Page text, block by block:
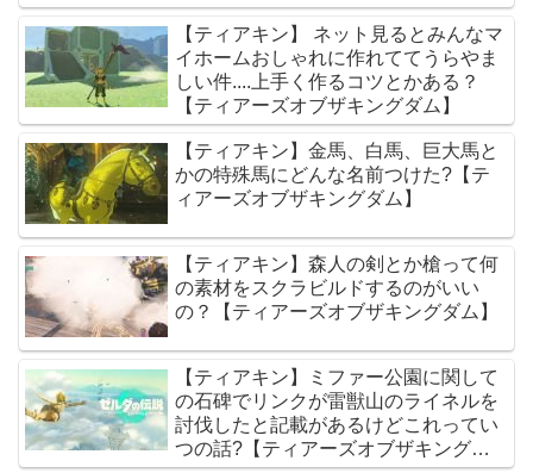
【ティアキン】 ネット見るとみんなマ
イホームおしゃれに作れててうらやま
しい件....上手く作るコツとかある？
【ティアーズオブザキングダム】
【ティアキン】金馬、白馬、巨大馬と
かの特殊馬にどんな名前つけた?【テ
ィアーズオブザキングダム】
【ティアキン】森人の剣とか槍って何
の素材をスクラビルドするのがいい
の？【ティアーズオブザキングダム】
【ティアキン】ミファー公園に関して
の石碑でリンクが雷獣山のライネルを
討伐したと記載があるけどこれってい
つの話?【ティアーズオブザキングダ